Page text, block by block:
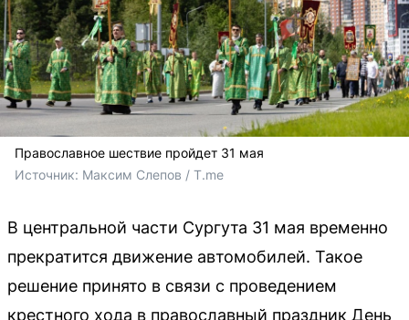
Православное шествие пройдет 31 мая
Источник: Максим Слепов / T.me
В центральной части Сургута 31 мая временно
прекратится движение автомобилей. Такое
решение принято в связи с проведением
крестного хода в православный праздник День